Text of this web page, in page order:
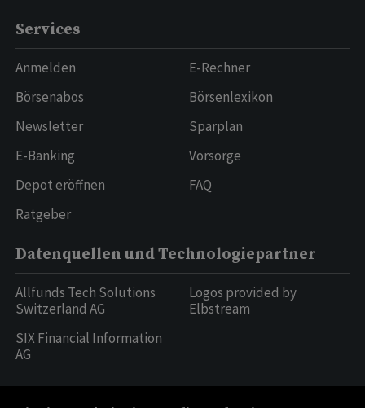
Services
Anmelden
Börsenabos
Newsletter
E-Banking
Depot eröffnen
Ratgeber
E-Rechner
Börsenlexikon
Sparplan
Vorsorge
FAQ
Datenquellen und Technologiepartner
Allfunds Tech Solutions
Switzerland AG
SIX Financial Information
AG
Logos provided by
Elbstream